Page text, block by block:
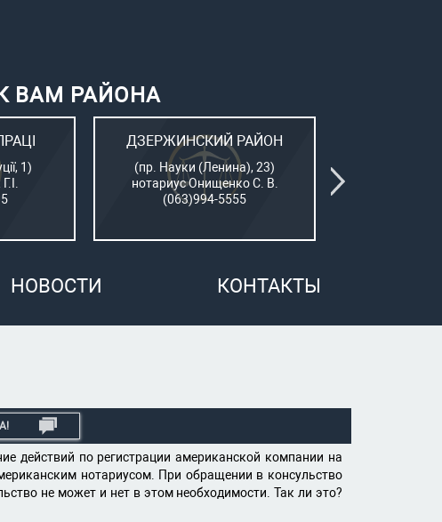
ВАМ РАЙОНА
1)
ДЗЕРЖИНСКИЙ РАЙОН
(пр. Науки (Ленина), 23)
нотариус Онищенко С. В.
(063)994-5555
НОВОСТИ КОНТАКТЫ
действий по регистрации американской компании на
нотариусом. При обращении в консульство
не может и нет в этом необходимости. Так ли это?